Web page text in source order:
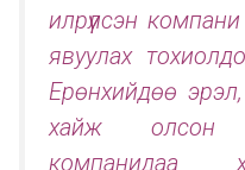
илрүүлсэн
явуулах
Ерөнхийдөө
хайж олсон
компанидаа